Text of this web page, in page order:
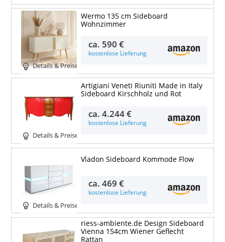
Details & Preise
Wermo 135 cm Sideboard
Wohnzimmer
ca. 590 €
kostenlose Lieferung
Details & Preise
Artigiani Veneti Riuniti Made in Italy
Sideboard Kirschholz und Rot
ca.4.244 €
kostenlose Lieferung
Details & Preise
Vladon Sideboard Kommode Flow
ca.469 €
kostenlose Lieferung
riess-ambiente.de Design Sideboard
Vienna 154cm Wiener Geflecht
Rattan